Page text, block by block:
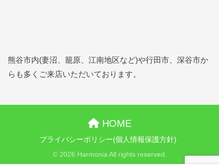
熊谷市内(妻沼、籠原、江南地区など)や行田市、深谷市か
らも多くご来店いただいております。
HOME
プライバシーポリシー(個人情報保護方針)
© 2026 Harmonia All rights reserved.